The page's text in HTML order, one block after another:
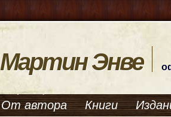
Мартин Энве
От автора Книги